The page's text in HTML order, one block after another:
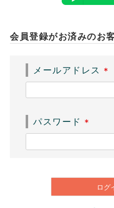
会員登録がお済みのお
メールアドレス
(
必
パスワード
(
必
)
ログ